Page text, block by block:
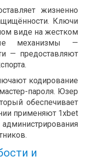
жизненно
Ключи
виде на жестком
механизмы —
— предоставляют
кодирование
пароля. Юзер
обеспечивает
применяют 1xbet
и